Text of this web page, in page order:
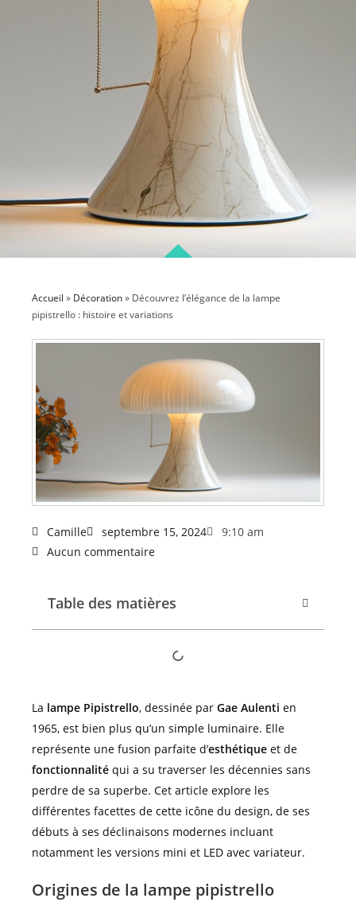
Accueil » Décoration» Découvrez l’élégance de la lampe
pipistrello : histoire et variations
Camille septembre 15, 2024
9:10 am
Aucun commentaire
Table des matières
La lampe Pipistrello, dessinée par Gae Aulenti en
1965, est bien plus qu’un simple luminaire. Elle
représente une fusion parfaite d’esthétique et de
fonctionnalité qui a su traverser les décennies sans
perdre de sa superbe. Cet article explore les
différentes facettes de cette icône du design, de ses
débuts à ses déclinaisons modernes incluant
notamment les versions mini et LED avec variateur.
Origines de la lampe pipistrello